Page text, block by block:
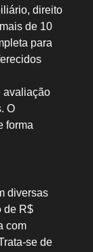
direito
de 10
para
avaliação
O
forma
diversas
de R$
com
de